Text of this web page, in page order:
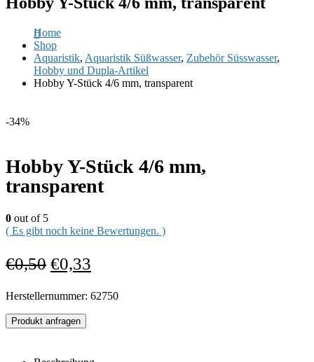
Home
Shop
Aquaristik, Aquaristik Süßwasser, Zubehör Süsswasser,
Hobby und Dupla-Artikel
Hobby Y-Stück 4/6 mm, transparent
-34%
Hobby Y-Stück 4/6 mm,
transparent
0 out of 5
( Es gibt noch keine Bewertungen. )
€0,50 €0,33
Herstellernummer: 62750
Produkt anfragen